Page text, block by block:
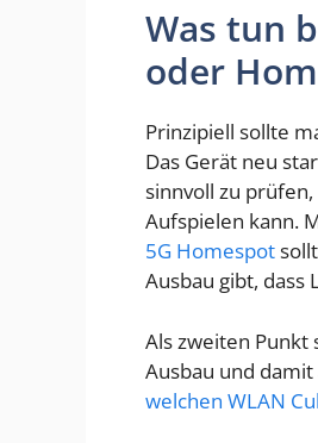
Was tun
oder
Prinzipiell sollte
Das Gerät neu
sinnvoll zu
Aufspielen kann.
5G Homespot
Ausbau gibt, dass
Als zweiten Punkt
Ausbau und
welchen WLAN